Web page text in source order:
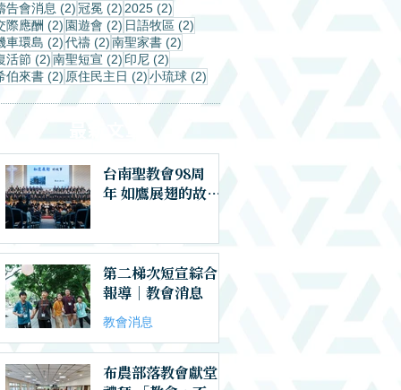
告會消息 (2)2 篇文章
冠冕 (2) 2 篇文章
2025 (2)
際應酬 (2) 2 篇文章
園遊會 (2) 2 篇文章
日語牧區 (2)
車環島 (2)2 篇文章
代禱 (2)2 篇文章
南聖家書 (2)
活節 (2)2 篇文章
南聖短宣 (2) 2 篇文章
印尼 (2)
伯來書 (2) 2 篇文章
原住民主日 (2)2 篇文章
小琉球 (2)
台南聖教會98周
年 如鷹展翅的故事
第二梯次短宣綜合
報導｜教會消息
教會消息
布農部落教會獻堂